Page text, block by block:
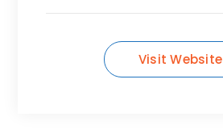
Visit Website